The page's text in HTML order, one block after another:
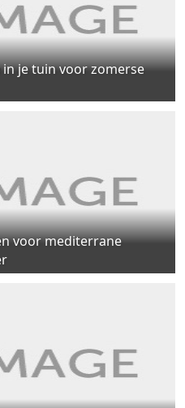
je tuin voor zomerse
voor mediterrane